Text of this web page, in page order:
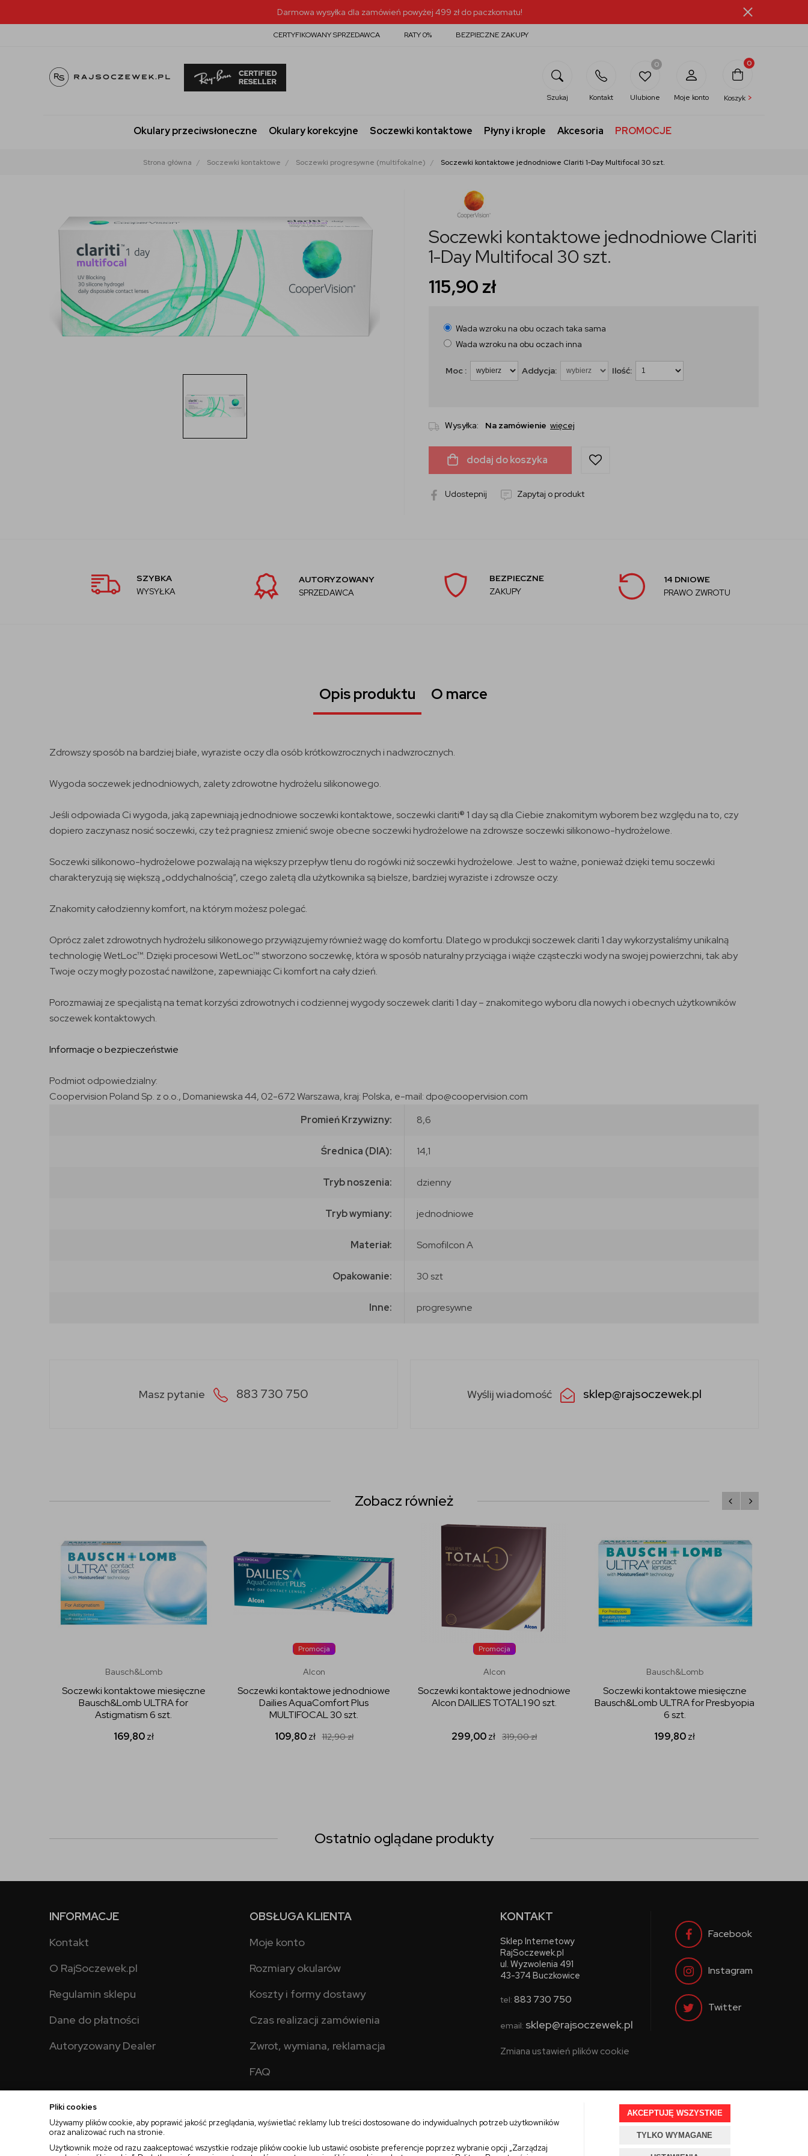
Pliki cookies
Używamy plików cookie, aby poprawić jakość przeglądania, wyświetlać reklamy lub treści dostosowane do indywidualnych potrzeb użytkowników
oraz analizować ruch na stronie.
Użytkownik może od razu zaakceptować wszystkie rodzaje plików cookie lub ustawić osobiste preferencje poprzez wybranie opcji „Zarządzaj
AKCEPTUJĘ WSZYSTKIE
TYLKO WYMAGANE
Darmowa wysyłka dla zamówień powyżej 499 zł do paczkomatu!
CERTYFIKOWANY SPRZEDAWCA RATY 0% BEZPIECZNE ZAKUPY
Szukaj Kontakt
0
Ulubione Moje konto
0
Koszyk >
Okulary przeciwsłoneczne Okulary korekcyjne Soczewki kontaktowe Płyny i krople Akcesoria PROMOCJE
Strona główna Soczewki kontaktowe Soczewki progresywne (multifokalne) Soczewki kontaktowe jednodniowe Clariti 1-Day Multifocal 30 szt.
Soczewki kontaktowe jednodniowe Clariti
1-Day Multifocal 30 szt.
115,90 zł
Wada wzroku na obu oczach taka sama
Wada wzroku na obu oczach inna
Moc : Addycja: Ilość:
Wysyłka: Na zamówienie więcej
dodaj do koszyka
Udostepnij Zapytaj o produkt
SZYBKA
WYSYŁKA
AUTORYZOWANY
SPRZEDAWCA
BEZPIECZNE
ZAKUPY
14 DNIOWE
PRAWO ZWROTU
Opis produktu O marce
Zdrowszy sposób na bardziej białe, wyraziste oczy dla osób krótkowzrocznych i nadwzrocznych.
Wygoda soczewek jednodniowych, zalety zdrowotne hydrożelu silikonowego.
Jeśli odpowiada Ci wygoda, jaką zapewniają jednodniowe soczewki kontaktowe, soczewki clariti® 1 day są dla Ciebie znakomitym wyborem bez względu na to, czy
dopiero zaczynasz nosić soczewki, czy też pragniesz zmienić swoje obecne soczewki hydrożelowe na zdrowsze soczewki silikonowo-hydrożelowe.
Soczewki silikonowo-hydrożelowe pozwalają na większy przepływ tlenu do rogówki niż soczewki hydrożelowe. Jest to ważne, ponieważ dzięki temu soczewki
charakteryzują się większą „oddychalnością”, czego zaletą dla użytkownika są bielsze, bardziej wyraziste i zdrowsze oczy.
Znakomity całodzienny komfort, na którym możesz polegać.
Oprócz zalet zdrowotnych hydrożelu silikonowego przywiązujemy również wagę do komfortu. Dlatego w produkcji soczewek clariti 1 day wykorzystaliśmy unikalną
technologię WetLoc™. Dzięki procesowi WetLoc™ stworzono soczewkę, która w sposób naturalny przyciąga i wiąże cząsteczki wody na swojej powierzchni, tak aby
Twoje oczy mogły pozostać nawilżone, zapewniając Ci komfort na cały dzień.
Porozmawiaj ze specjalistą na temat korzyści zdrowotnych i codziennej wygody soczewek clariti 1 day – znakomitego wyboru dla nowych i obecnych użytkowników
soczewek kontaktowych.
Informacje o bezpieczeństwie
Podmiot odpowiedzialny:
Coopervision Poland Sp. z o.o., Domaniewska 44, 02-672 Warszawa, kraj: Polska, e-mail: dpo@coopervision.com
Promień Krzywizny:
8,6
Średnica (DIA): 14,1
Tryb noszenia: dzienny
Tryb wymiany: jednodniowe
Materiał: Somofilcon A
Opakowanie: 30 szt
Inne: progresywne
Masz pytanie 883 730 750 Wyślij wiadomość sklep@rajsoczewek.pl
Zobacz również
Bausch&Lomb
Soczewki kontaktowe miesięczne
Bausch&Lomb ULTRA for
Astigmatism 6 szt.
169,80zł
Promocja
Alcon
Soczewki kontaktowe jednodniowe
Dailies AquaComfort Plus
MULTIFOCAL 30 szt.
109,80zł 112,90zł
Promocja
Alcon
Soczewki kontaktowe jednodniowe
Alcon DAILIES TOTAL1 90 szt.
299,00zł 319,00zł
Bausch&Lomb
Soczewki kontaktowe miesięczne
Bausch&Lomb ULTRA for Presbyopia
6 szt.
199,80zł
Ostatnio oglądane produkty
INFORMACJE
Kontakt
O RajSoczewek.pl
Regulamin sklepu
Dane do płatności
Autoryzowany Dealer
OBSŁUGA KLIENTA
Moje konto
Rozmiary okularów
Koszty i formy dostawy
Czas realizacji zamówienia
Zwrot, wymiana, reklamacja
FAQ
KONTAKT
Sklep Internetowy
RajSoczewek.pl
ul. Wyzwolenia 491
43-374 Buczkowice
tel: 883 730 750
email: sklep@rajsoczewek.pl
Zmiana ustawień plików cookie
Facebook
Instagram
Twitter
Projekt i oprogramowanie sklepu: